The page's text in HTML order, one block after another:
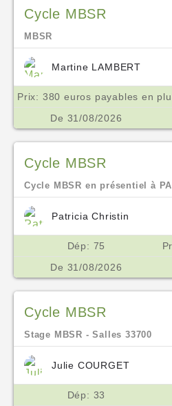
Cycle MBSR
MBSR
Martine LAMBERT
De 31/08/2026
Cycle MBSR
Cycle MBSR en présentiel à
Patricia Christin
Dép: 75
De 31/08/2026
Cycle MBSR
Stage MBSR - Salles 33700
Julie COURGET
Dép: 33